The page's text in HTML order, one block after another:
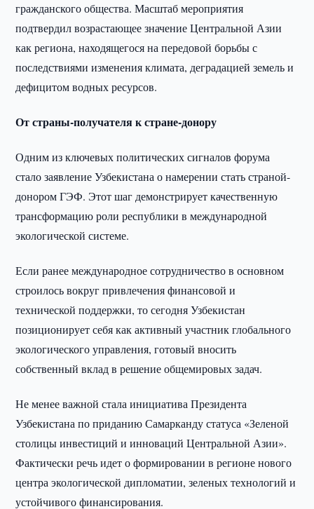
гражданского общества. Масштаб мероприятия
подтвердил возрастающее значение Центральной Азии
как региона, находящегося на передовой борьбы с
последствиями изменения климата, деградацией земель и
дефицитом водных ресурсов.
От страны-получателя к стране-донору
Одним из ключевых политических сигналов форума
стало заявление Узбекистана о намерении стать страной-
донором ГЭФ. Этот шаг демонстрирует качественную
трансформацию роли республики в международной
экологической системе.
Если ранее международное сотрудничество в основном
строилось вокруг привлечения финансовой и
технической поддержки, то сегодня Узбекистан
позиционирует себя как активный участник глобального
экологического управления, готовый вносить
собственный вклад в решение общемировых задач.
Не менее важной стала инициатива Президента
Узбекистана по приданию Самарканду статуса «Зеленой
столицы инвестиций и инноваций Центральной Азии».
Фактически речь идет о формировании в регионе нового
центра экологической дипломатии, зеленых технологий и
устойчивого финансирования.